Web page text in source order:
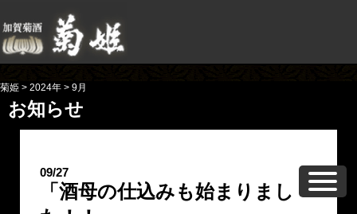
菊姫 > 2024年 > 9月
お知らせ
09/27
「酒母の仕込みも始まりまし